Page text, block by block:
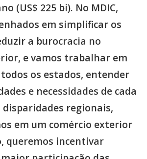
(US$ 225 bi). No MDIC,
em simplificar os
a burocracia no
e vamos trabalhar em
os estados, entender
e necessidades de cada
regionais,
em um comércio exterior
queremos incentivar